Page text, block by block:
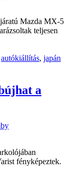
Mazda MX-5
teljesen
autókiállítás, japán
a
fényképeztek.